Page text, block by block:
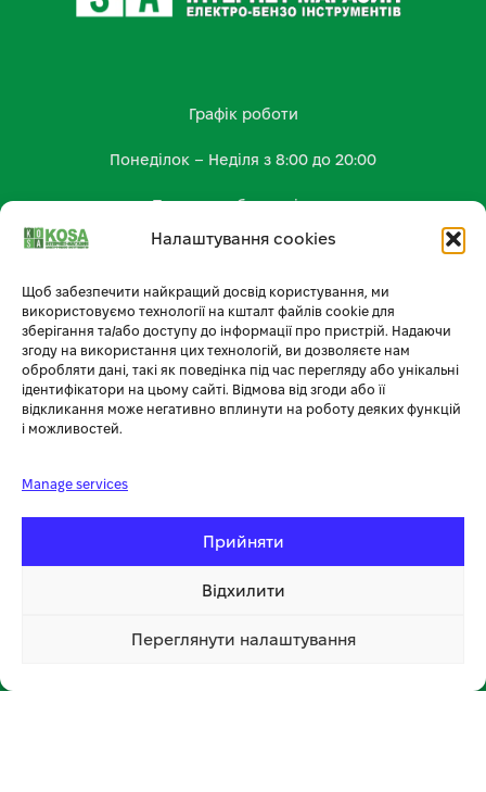
Налаштування cookies
Щоб забезпечити найкращий досвід користування, ми
використовуємо технології на кшталт файлів cookie для
зберігання та/або доступу до інформації про пристрій. Надаючи
згоду на використання цих технологій, ви дозволяєте нам
обробляти дані, такі як поведінка під час перегляду або унікальні
ідентифікатори на цьому сайті. Відмова від згоди або її
відкликання може негативно вплинути на роботу деяких функцій
і можливостей.
Manage services
Прийняти
Відхилити
Переглянути налаштування
Графік роботи
Понеділок – Неділя з 8:00 до 20:00
Працюємо без вихідних
КОНТАКТИ
+38 (096) 185-94-30
+380 (96) 796 14 54
🏪 МАГАЗИН KOSA У ТЕРНОПОЛІ
🕘 Пн–Нд: 08:00–20:00 📞